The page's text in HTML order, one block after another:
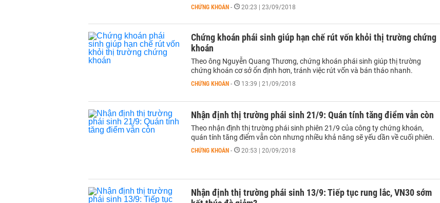
CHỨNG KHOÁN - 20:23 | 23/09/2018
Chứng khoán phái sinh giúp hạn chế rút vốn khỏi thị trường chứng
khoán
Theo ông Nguyễn Quang Thương, chứng khoán phái sinh giúp thị trường
chứng khoán cơ sở ổn định hơn, tránh việc rút vốn và bán tháo nhanh.
CHỨNG KHOÁN - 13:39 | 21/09/2018
Nhận định thị trường phái sinh 21/9: Quán tính tăng điểm vẫn còn
Theo nhận định thị trường phái sinh phiên 21/9 của công ty chứng khoán,
quán tính tăng điểm vẫn còn nhưng nhiều khả năng sẽ yếu dần về cuối phiên.
CHỨNG KHOÁN - 20:53 | 20/09/2018
Nhận định thị trường phái sinh 13/9: Tiếp tục rung lắc, VN30 sớm